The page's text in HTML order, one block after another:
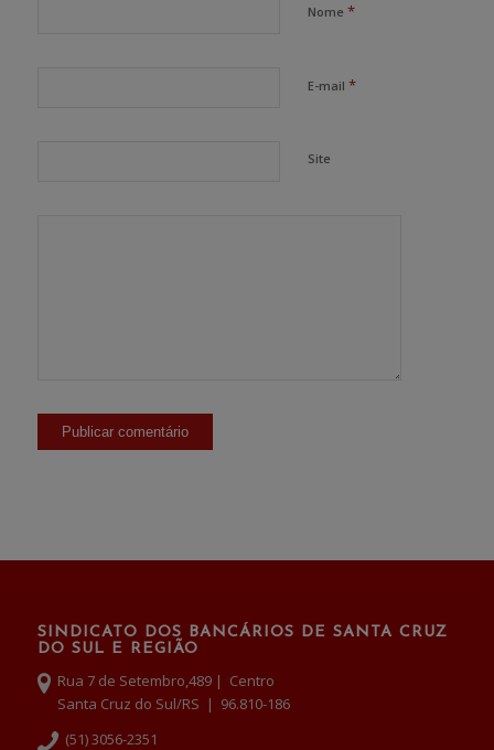
Nome *
E-mail *
Site
SINDICATO DOS BANCÁRIOS DE SANTA CRUZ
DO SUL E REGIÃO
Rua 7 de Setembro,489 | Centro
Santa Cruz do Sul/RS | 96.810-186
(51) 3056-2351